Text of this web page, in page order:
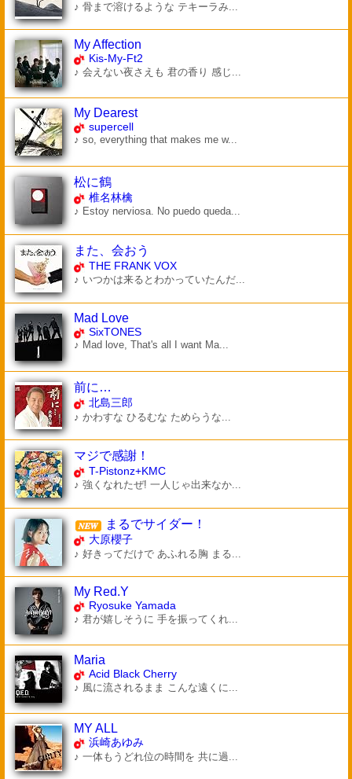
♪ 骨まで溶けるような テキーラみ...
My Affection
Kis-My-Ft2
♪ 会えない夜さえも 君の香り 感じ...
My Dearest
supercell
♪ so, everything that makes me w...
松に鶴
椎名林檎
♪ Estoy nerviosa. No puedo queda...
また、会おう
THE FRANK VOX
♪ いつかは来るとわかっていたんだ...
Mad Love
SixTONES
♪ Mad love, That's all I want Ma...
前に…
北島三郎
♪ かわすな ひるむな ためらうな...
マジで感謝！
T-Pistonz+KMC
♪ 強くなれたぜ! 一人じゃ出来なか...
まるでサイダー！
大原櫻子
♪ 好きってだけで あふれる胸 まる...
My Red.Y
Ryosuke Yamada
♪ 君が嬉しそうに 手を振ってくれ...
Maria
Acid Black Cherry
♪ 風に流されるまま こんな遠くに...
MY ALL
浜崎あゆみ
♪ 一体もうどれ位の時間を 共に過...